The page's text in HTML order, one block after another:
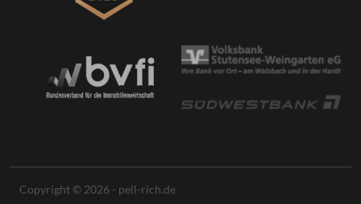
Copyright © 2026 - pell-rich.de